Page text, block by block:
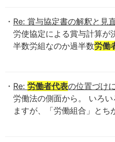
Re: 賞与協定書の解釈と見
労使協定による賞与計算が
半数労組なのか過半数労働
Re: 労働者代表の位置づけ
労働法の側面から。 いろ
ますが、「労働組合」とち